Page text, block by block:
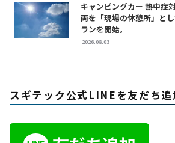
キャンピングカー 熱中症
両を「現場の休憩所」と
ランを開始。
2026.08.03
スギテック公式LINEを友だち追